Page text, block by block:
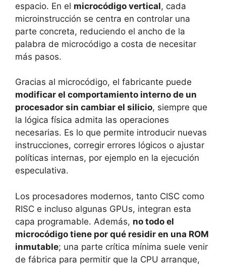
espacio. En el microcódigo vertical, cada
microinstrucción se centra en controlar una
parte concreta, reduciendo el ancho de la
palabra de microcódigo a costa de necesitar
más pasos.
Gracias al microcódigo, el fabricante puede
modificar el comportamiento interno de un
procesador sin cambiar el silicio, siempre que
la lógica física admita las operaciones
necesarias. Es lo que permite introducir nuevas
instrucciones, corregir errores lógicos o ajustar
políticas internas, por ejemplo en la ejecución
especulativa.
Los procesadores modernos, tanto CISC como
RISC e incluso algunas GPUs, integran esta
capa programable. Además, no todo el
microcódigo tiene por qué residir en una ROM
inmutable; una parte crítica mínima suele venir
de fábrica para permitir que la CPU arranque,